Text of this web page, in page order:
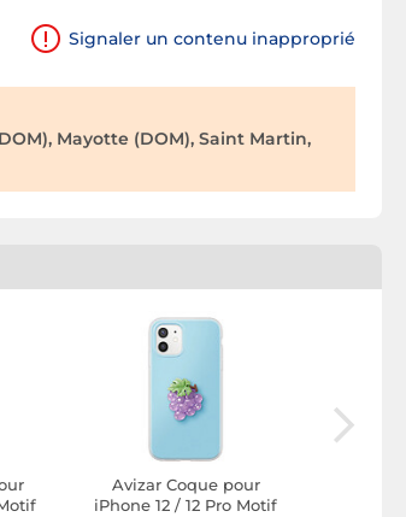
Signaler un contenu inapproprié
Mayotte (DOM), Saint Martin,
Avizar Coque pour
iPhone 12 / 12 Pro Motif